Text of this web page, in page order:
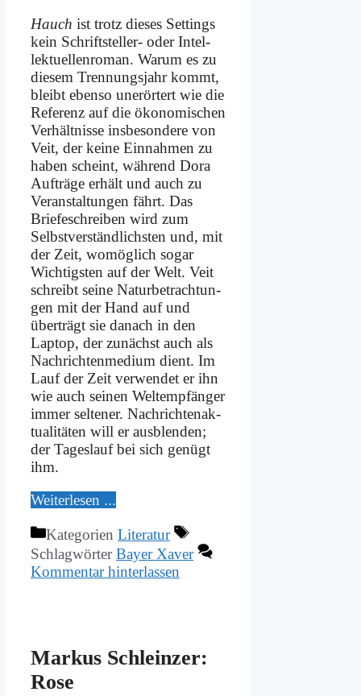
Hauch ist trotz die­ses Set­tings
kein Schrift­stel­ler- oder In­tel­
lek­tu­el­len­ro­man. War­um es zu
die­sem Tren­nungs­jahr kommt,
bleibt eben­so un­er­ör­tert wie die
Re­fe­renz auf die öko­no­mi­schen
Ver­hält­nis­se ins­be­son­de­re von
Veit, der kei­ne Ein­nah­men zu
ha­ben scheint, wäh­rend Do­ra
Auf­trä­ge er­hält und auch zu
Ver­an­stal­tun­gen fährt. Das
Brie­fe­schrei­ben wird zum
Selbst­ver­ständ­lich­sten und, mit
der Zeit, wo­mög­lich so­gar
Wich­tig­sten auf der Welt. Veit
schreibt sei­ne Na­tur­be­trach­tun­
gen mit der Hand auf und
über­trägt sie da­nach in den
Lap­top, der zu­nächst auch als
Nach­rich­ten­me­di­um dient. Im
Lauf der Zeit ver­wen­det er ihn
wie auch sei­nen Welt­emp­fän­ger
im­mer sel­te­ner. Nach­rich­ten­ak­
tua­li­tä­ten will er aus­blen­den;
der Ta­ges­lauf bei sich ge­nügt
ihm.
Wei­ter­le­sen ...
Kategorien Literatur
SchlagwörterBayer Xaver
Kommentar hinterlassen
Mar­kus Sch­lein­zer:
Ro­se